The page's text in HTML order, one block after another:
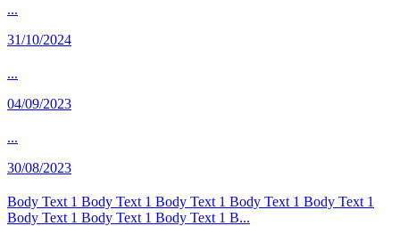
...
31/10/2024
...
04/09/2023
...
30/08/2023
Body Text 1 Body Text 1 Body Text 1 Body Text 1 Body Text 1
Body Text 1 Body Text 1 Body Text 1 B...